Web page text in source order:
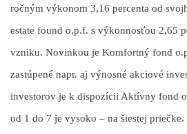
ročným výkonom 3,16 percenta od
estate found o.p.f. s výkonnosťou 2,65
vzniku. Novinkou je Komfortný fond
zastúpené napr. aj výnosné akciové
investorov je k dispozícii Aktívny fond
od 1 do 7 je vysoko – na šiestej